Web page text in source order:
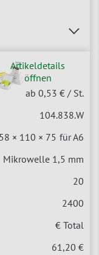
Artikeldetails
öffnen
ab 0,53 € / St.
104.838.W
× 110 × 75 für A6
Mikrowelle 1,5 mm
20
2400
€ Total
61,20 €